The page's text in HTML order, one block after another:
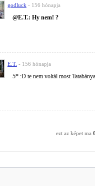
godluck - 156 hónapja
@E.T.: Hy nem! ?
E.T. - 156 hónapja
5* :D te nem voltál most
ezt az képet ma